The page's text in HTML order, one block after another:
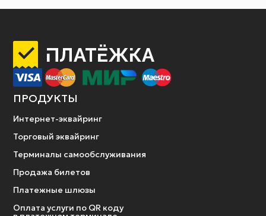
ПРОДУКТЫ
Интернет-эквайринг
Торговый эквайринг
Терминалы самообслуживания
Продажа билетов
Платежные шлюзы
Оплата услуги по QR коду